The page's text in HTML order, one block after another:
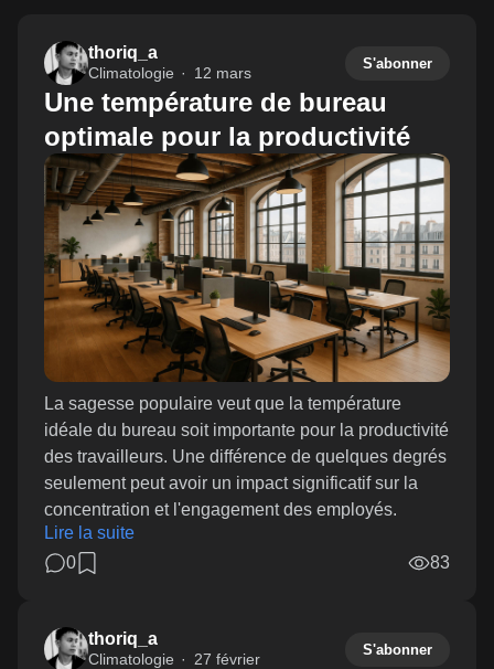
thoriq_a
Climatologie 12 mars
S'abonner
Une température de bureau
optimale pour la productivité
La sagesse populaire veut que la température
idéale du bureau soit importante pour la productivité
des travailleurs. Une différence de quelques degrés
seulement peut avoir un impact significatif sur la
concentration et l'engagement des employés.
Lire la suite
0
83
thoriq_a
Climatologie 27 février
S'abonner